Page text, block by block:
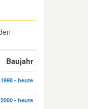
Baujahr
- heute
- heute